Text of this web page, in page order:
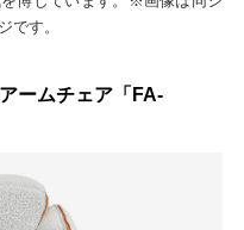
です。
ームチェア「FA-